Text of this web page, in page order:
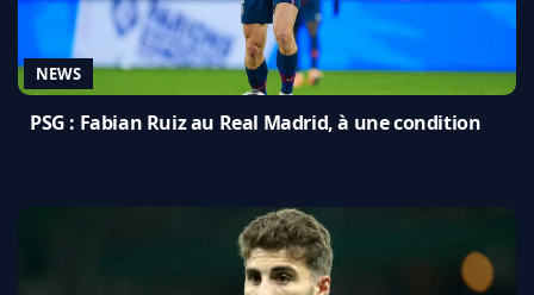
NEWS
PSG : Fabian Ruiz au Real Madrid, à une condition